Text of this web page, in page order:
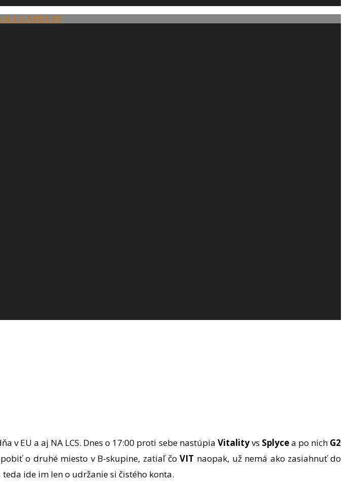
E-GAMES.SK
v EU a aj NA LCS. Dnes o 17:00 proti sebe nastúpia Vitalityvs Splycea po nich G2
o druhé miesto v B-skupine, zatiaľ čoVIT naopak, už nemá ako zasiahnuť do
ide im len o udržanie si čistého konta.